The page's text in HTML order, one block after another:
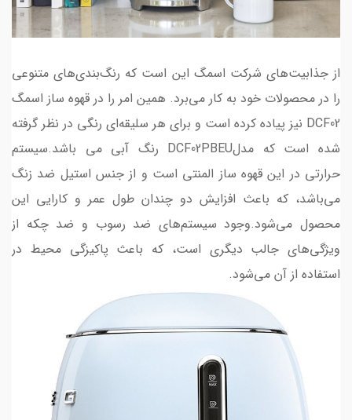
از جذابیت‌های شرکت اسمگ این است که رنگ‌بندی‌های متنوعی
را در محصولات خود به کار می‌برد. همین امر را در قهوه ساز اسمگ
DCF02 نیز پیاده کرده است و برای هر سلیقه‌ای رنگی در نظر گرفته
شده است که مدلDCF02PBEU رنگ آبی می باشد.سیستم
حرارتی در این قهوه ساز المنتی است و از جنس استیل ضد زنگ
می‌باشد، که باعث افزایش دو چندان طول عمر و کارایی این
محصول می‌شود.وجود سیستم‌های ضد رسوب و ضد چکه از
ویژگی‌های جالب دیگری است، که باعث پاکیزگی محیط در
استفاده از آن می‌شود.